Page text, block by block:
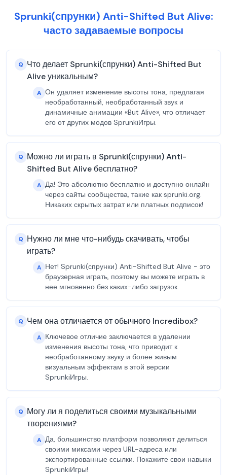
Sprunki(спрунки) Anti-Shifted But Alive:
часто задаваемые вопросы
Q Что делает Sprunki(спрунки) Anti-Shifted But
Alive уникальным?
A Он удаляет изменение высоты тона, предлагая
необработанный, необработанный звук и
динамичные анимации «But Alive», что отличает
его от других модов SprunkiИгры.
Q Можно ли играть в Sprunki(спрунки) Anti-
Shifted But Alive бесплатно?
A Да! Это абсолютно бесплатно и доступно онлайн
через сайты сообщества, такие как sprunki.org.
Никаких скрытых затрат или платных подписок!
Q Нужно ли мне что-нибудь скачивать, чтобы
играть?
A Нет! Sprunki(спрунки) Anti-Shifted But Alive - это
браузерная играть, поэтому вы можете играть в
нее мгновенно без каких-либо загрузок.
Q Чем она отличается от обычного Incredibox?
A Ключевое отличие заключается в удалении
изменения высоты тона, что приводит к
необработанному звуку и более живым
визуальным эффектам в этой версии
SprunkiИгры.
Q Могу ли я поделиться своими музыкальными
творениями?
A Да, большинство платформ позволяют делиться
своими миксами через URL-адреса или
экспортированные ссылки. Покажите свои навыки
SprunkiИгры!